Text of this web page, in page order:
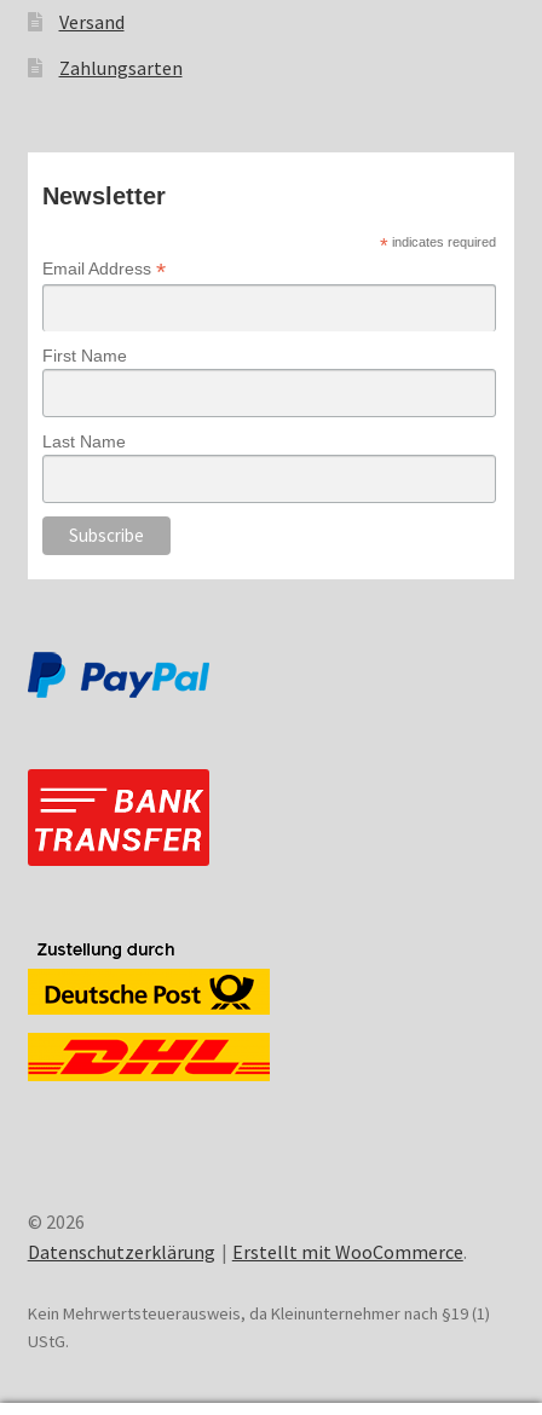
Versand
Zahlungsarten
Newsletter
*indicates required
Email Address *
First Name
Last Name
© 2026
Datenschutzerklärung
Erstellt mit WooCommerce.
Kein Mehrwertsteuerausweis, da Kleinunternehmer nach §19 (1)
UStG.